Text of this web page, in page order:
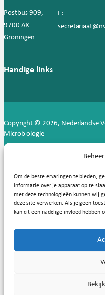
Om de beste ervaringen te bieden,
informatie over je apparaat op te
met deze technologieën kunnen wij
deze site verwerken. Als je geen
kan dit een nadelige invloed hebben
Postbus 909,
9700 AX
Groningen
E:
Handige links
Copyright © 2026, Nederlandse
Microbiologie